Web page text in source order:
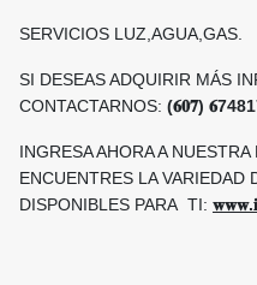
SERVICIOS LUZ,AGUA,GAS.
SI DESEAS ADQUIRIR MÁS
CONTACTARNOS: (𝟔𝟎𝟕)
INGRESA AHORA A
ENCUENTRES LA VARIEDAD
DISPONIBLES PARA TI: